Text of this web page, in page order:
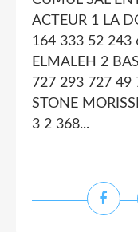
ACTEUR 1 LA
164 333 52 243
ELMALEH 2
727 293 727 49
STONE
3 2 368...